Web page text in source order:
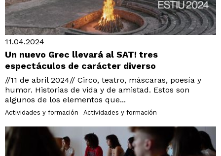
11.04.2024
Un nuevo Grec llevará al SAT! tres
espectáculos de carácter diverso
//11 de abril 2024// Circo, teatro, máscaras, poesía y
humor. Historias de vida y de amistad. Estos son
algunos de los elementos que...
Actividades y formación Actividades y formación